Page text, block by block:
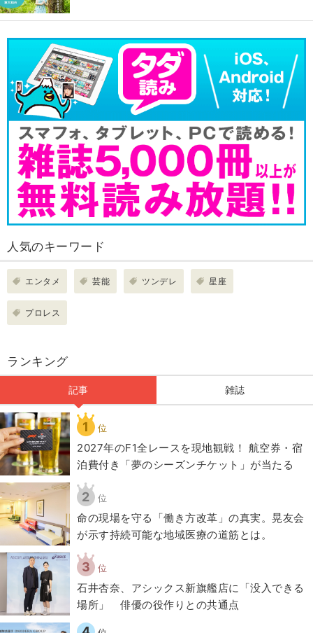
人気のキーワード
エンタメ 芸能 ツンデレ 星座
プロレス
ランキング
記事 雑誌
1 位
2027年のF1全レースを現地観戦！ 航空券・宿
泊費付き「夢のシーズンチケット」が当たる
2 位
​命の現場を守る「働き方改革」の真実。晃友会
が示す持続可能な地域医療の道筋とは。
3 位
石井杏奈、アシックス新旗艦店に「没入できる
場所」 俳優の役作りとの共通点